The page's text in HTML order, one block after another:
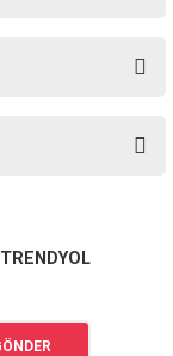
tarafımıza